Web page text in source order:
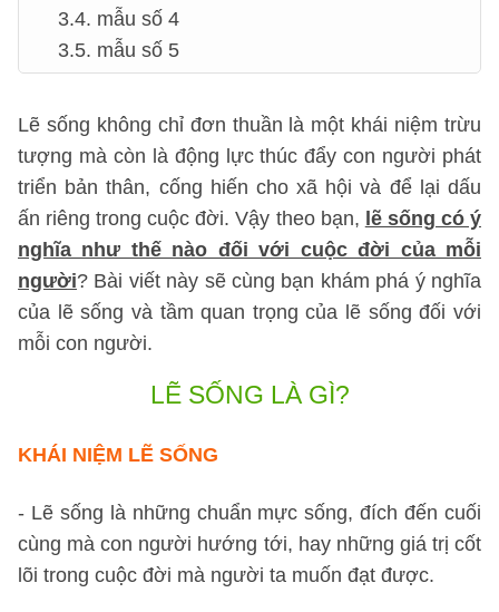
3.4. mẫu số 4
3.5. mẫu số 5
Lẽ sống không chỉ đơn thuần là một khái niệm trừu
tượng mà còn là động lực thúc đẩy con người phát
triển bản thân, cống hiến cho xã hội và để lại dấu
ấn riêng trong cuộc đời. Vậy theo bạn, lẽ sống có ý
nghĩa như thế nào đối với cuộc đời của mỗi
người? Bài viết này sẽ cùng bạn khám phá ý nghĩa
của lẽ sống và tầm quan trọng của lẽ sống đối với
mỗi con người.
LẼ SỐNG LÀ GÌ?
KHÁI NIỆM LẼ SỐNG
- Lẽ sống là những chuẩn mực sống, đích đến cuối
cùng mà con người hướng tới, hay những giá trị cốt
lõi trong cuộc đời mà người ta muốn đạt được.